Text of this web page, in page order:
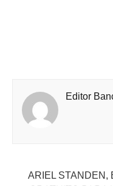
Editor
ARIEL STANDEN,